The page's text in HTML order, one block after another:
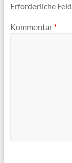
Erforderliche
Kommentar *